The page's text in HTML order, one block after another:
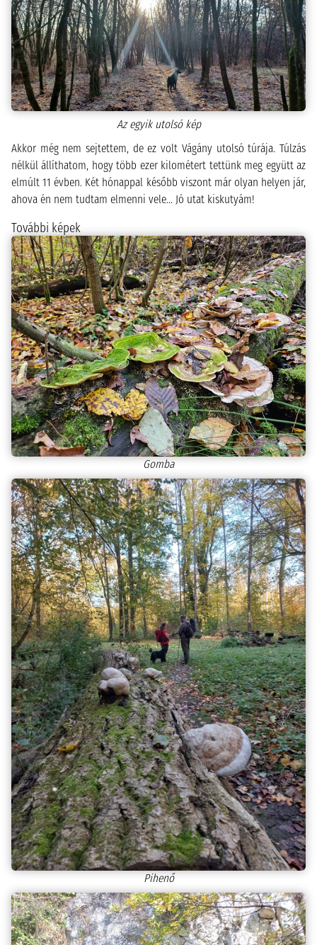
Az egyik utolsó kép
Akkor még nem sejtettem, de ez volt Vágány utolsó túrája. Túlzás
nélkül állíthatom, hogy több ezer kilométert tettünk meg együtt az
elmúlt 11 évben. Két hónappal később viszont már olyan helyen jár,
ahova én nem tudtam elmenni vele... Jó utat kiskutyám!
További képek
Gomba
Pihenő